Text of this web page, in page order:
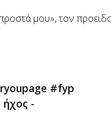
μου», τον
#fyp
-